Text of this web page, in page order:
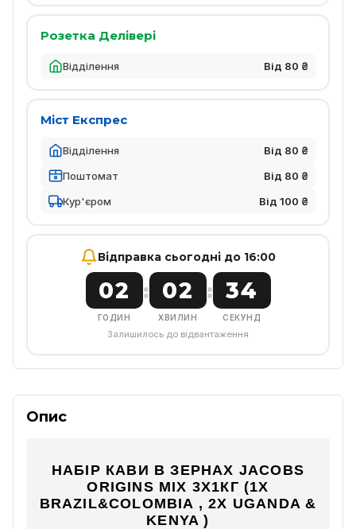
Розетка Делівері
Відділення Від 80 ₴
Міст Експрес
Відділення
Від 80 ₴
Поштомат
Від 80 ₴
Кур'єром
Від 100 ₴
Відправка сьогодні до 16:00
02
ГОДИН
: 02
ХВИЛИН
: 33
СЕКУНД
Залишилось до відвантаження
Опис
НАБІР КАВИ В ЗЕРНАХ JACOBS
ORIGINS MIX 3Х1КГ (1X
BRAZIL&COLOMBIA , 2X UGANDA &
KENYA )